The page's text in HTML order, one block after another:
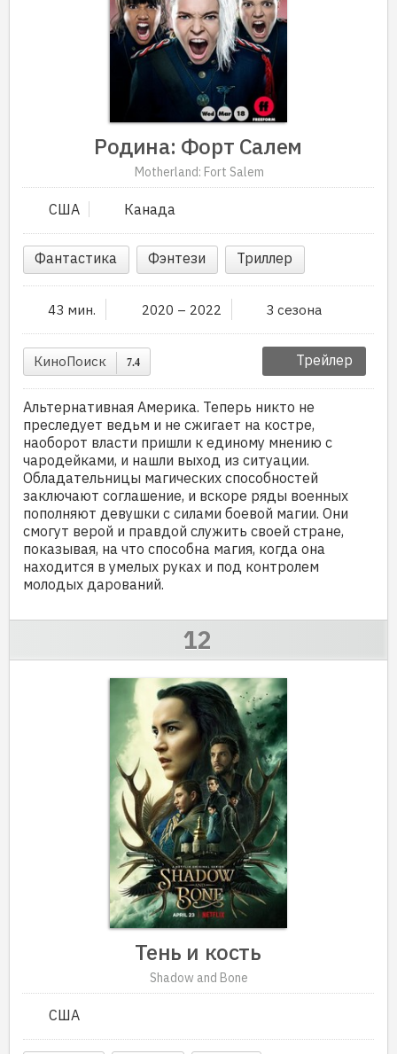
Родина: Форт Салем
Motherland: Fort Salem
США Канада
Фантастика Фэнтези Триллер
43 мин. 2020 – 2022 3 сезона
КиноПоиск 7.4 Трейлер
Альтернативная Америка. Теперь никто не
преследует ведьм и не сжигает на костре,
наоборот власти пришли к единому мнению с
чародейками, и нашли выход из ситуации.
Обладательницы магических способностей
заключают соглашение, и вскоре ряды военных
пополняют девушки с силами боевой магии. Они
смогут верой и правдой служить своей стране,
показывая, на что способна магия, когда она
находится в умелых руках и под контролем
молодых дарований.
Тень и кость
Shadow and Bone
США